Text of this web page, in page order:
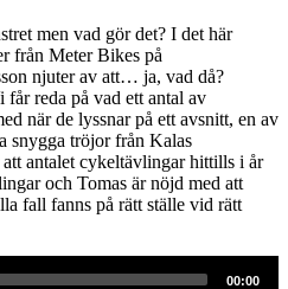
men vad gör det? I det här
från Meter Bikes på
njuter av att… ja, vad då?
reda på vad ett antal av
när de lyssnar på ett avsnitt, en av
snygga tröjor från Kalas
antalet cykeltävlingar hittills i år
och Tomas är nöjd med att
fall fanns på rätt ställe vid rätt
00:00